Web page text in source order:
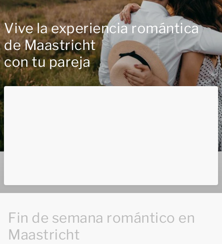
Vive la experiencia romántica
de Maastricht
con tu pareja
Fin de semana romántico en
Maastricht